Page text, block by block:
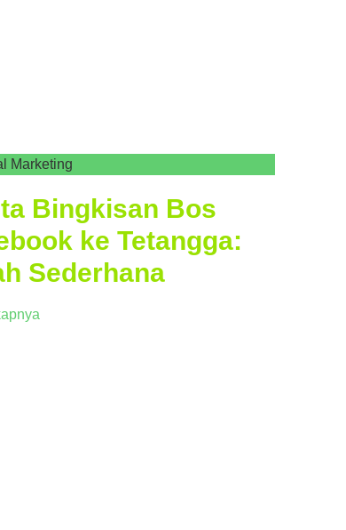
Marketing
Bingkisan Bos
ke Tetangga:
Sederhana